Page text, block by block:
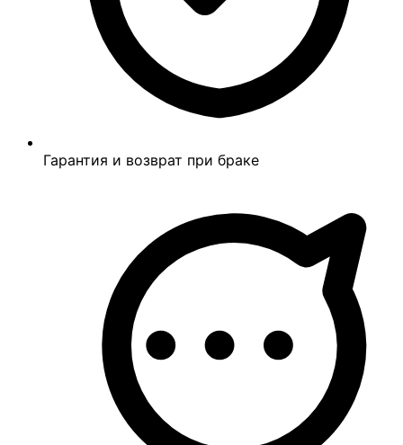
Гарантия и возврат при браке